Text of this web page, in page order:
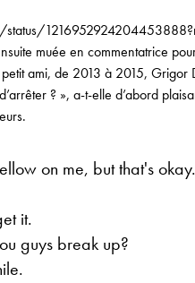
muée en commentatrice
ami, de 2013 à 2015, Grigor
? », a-t-elle d’abord
on me, but that's okay.
it.
guys break up?